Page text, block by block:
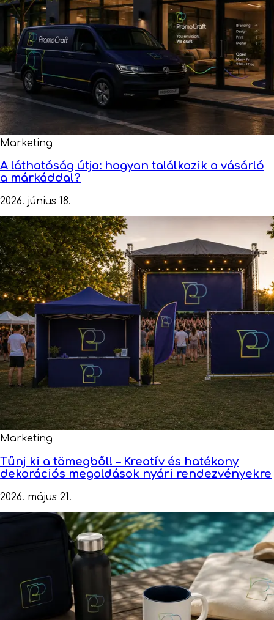
Marketing
A láthatóság útja: hogyan találkozik a vásárló
a márkáddal?
2026. június 18.
Marketing
Tűnj ki a tömegből! – Kreatív és hatékony
dekorációs megoldások nyári rendezvényekre
2026. május 21.